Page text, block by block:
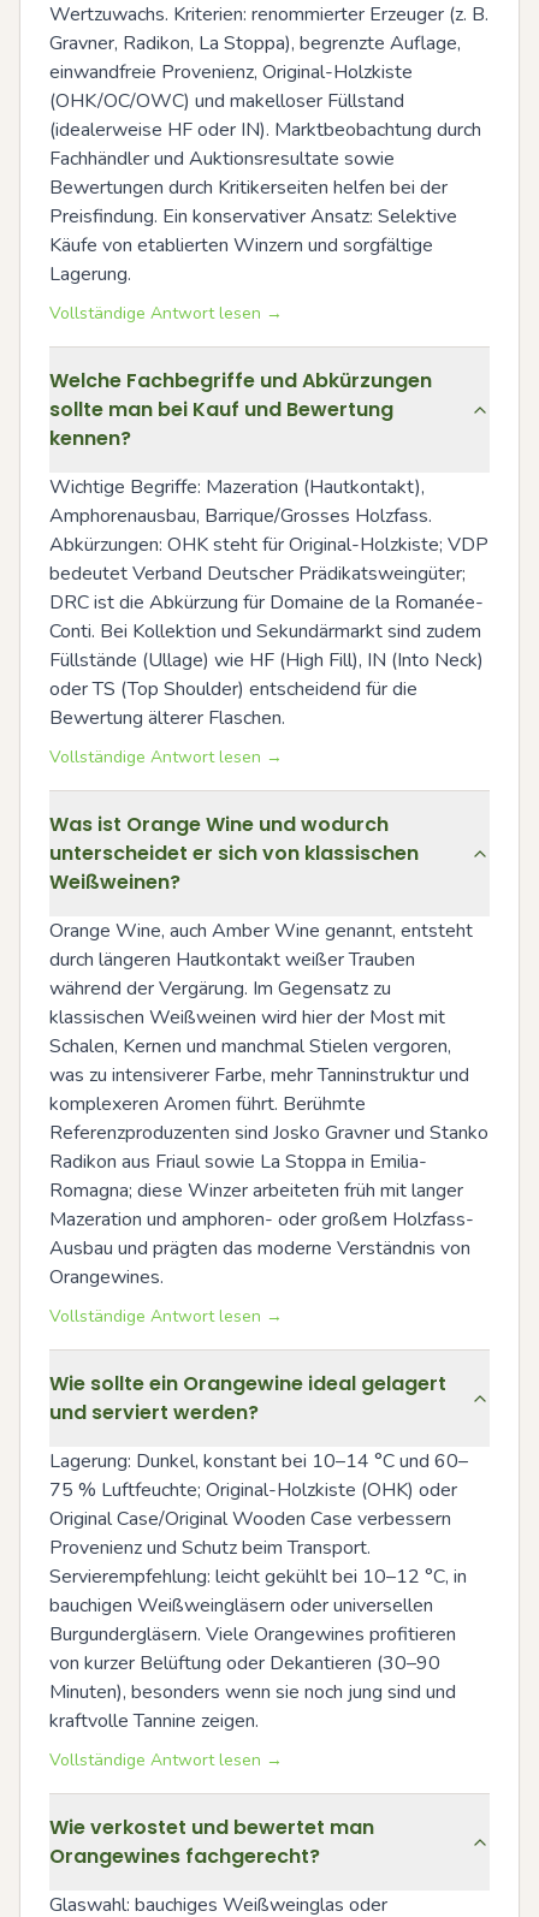
Wertzuwachs. Kriterien: renommierter Erzeuger (z. B.
Gravner, Radikon, La Stoppa), begrenzte Auflage,
einwandfreie Provenienz, Original-Holzkiste
(OHK/OC/OWC) und makelloser Füllstand
(idealerweise HF oder IN). Marktbeobachtung durch
Fachhändler und Auktionsresultate sowie
Bewertungen durch Kritikerseiten helfen bei der
Preisfindung. Ein konservativer Ansatz: Selektive
Käufe von etablierten Winzern und sorgfältige
Lagerung.
Vollständige Antwort lesen →
Welche Fachbegriffe und Abkürzungen
sollte man bei Kauf und Bewertung
kennen?
Wichtige Begriffe: Mazeration (Hautkontakt),
Amphorenausbau, Barrique/Grosses Holzfass.
Abkürzungen: OHK steht für Original-Holzkiste; VDP
bedeutet Verband Deutscher Prädikatsweingüter;
DRC ist die Abkürzung für Domaine de la Romanée-
Conti. Bei Kollektion und Sekundärmarkt sind zudem
Füllstände (Ullage) wie HF (High Fill), IN (Into Neck)
oder TS (Top Shoulder) entscheidend für die
Bewertung älterer Flaschen.
Vollständige Antwort lesen →
Was ist Orange Wine und wodurch
unterscheidet er sich von klassischen
Weißweinen?
Orange Wine, auch Amber Wine genannt, entsteht
durch längeren Hautkontakt weißer Trauben
während der Vergärung. Im Gegensatz zu
klassischen Weißweinen wird hier der Most mit
Schalen, Kernen und manchmal Stielen vergoren,
was zu intensiverer Farbe, mehr Tanninstruktur und
komplexeren Aromen führt. Berühmte
Referenzproduzenten sind Josko Gravner und Stanko
Radikon aus Friaul sowie La Stoppa in Emilia-
Romagna; diese Winzer arbeiteten früh mit langer
Mazeration und amphoren- oder großem Holzfass-
Ausbau und prägten das moderne Verständnis von
Orangewines.
Vollständige Antwort lesen →
Wie sollte ein Orangewine ideal gelagert
und serviert werden?
Lagerung: Dunkel, konstant bei 10–14 °C und 60–
75 % Luftfeuchte; Original-Holzkiste (OHK) oder
Original Case/Original Wooden Case verbessern
Provenienz und Schutz beim Transport.
Servierempfehlung: leicht gekühlt bei 10–12 °C, in
bauchigen Weißweingläsern oder universellen
Burgundergläsern. Viele Orangewines profitieren
von kurzer Belüftung oder Dekantieren (30–90
Minuten), besonders wenn sie noch jung sind und
kraftvolle Tannine zeigen.
Vollständige Antwort lesen →
Wie verkostet und bewertet man
Orangewines fachgerecht?
Glaswahl: bauchiges Weißweinglas oder